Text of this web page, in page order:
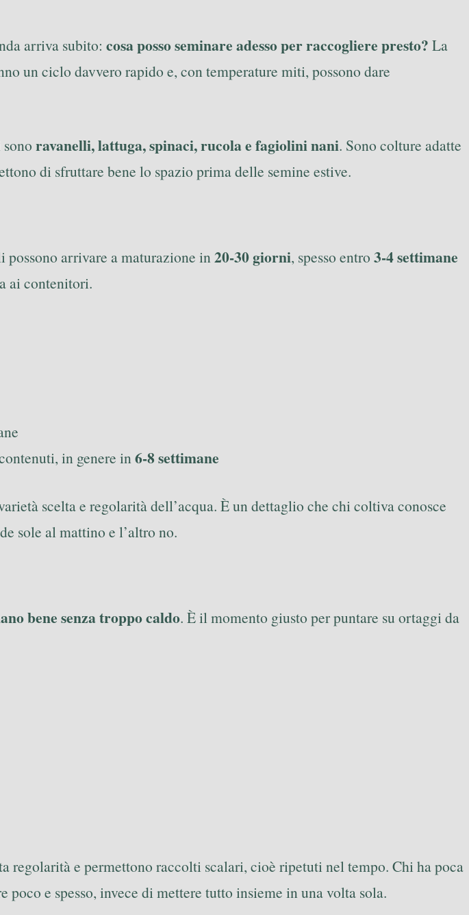
arriva subito: cosa posso seminare adesso per raccogliere presto? La
un ciclo davvero rapido e, con temperature miti, possono dare
ravanelli, lattuga, spinaci, rucola e fagiolini nani. Sono colture adatte
di sfruttare bene lo spazio prima delle semine estive.
arrivare a maturazione in20-30 giorni, spesso entro 3-4 settimane
ai contenitori.
in genere in6-8 settimane
scelta e regolarità dell’acqua. È un dettaglio che chi coltiva conosce
sole al mattino e l’altro no.
bene senza troppo caldo. È il momento giusto per puntare su ortaggi da
regolarità e permettono raccolti scalari, cioè ripetuti nel tempo. Chi ha poca
e spesso, invece di mettere tutto insieme in una volta sola.